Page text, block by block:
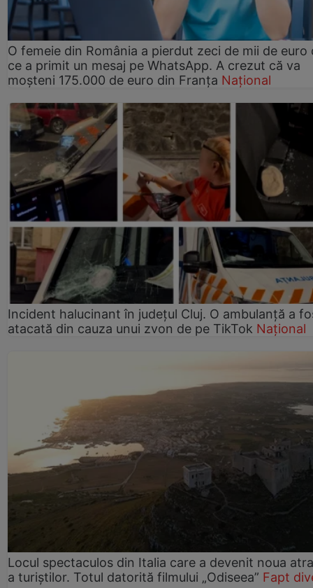
O femeie din România a pierdut zeci de mii de euro
ce a primit un mesaj pe WhatsApp. A crezut că va
moșteni 175.000 de euro din Franța Național
Incident halucinant în județul Cluj. O ambulanță a
atacată din cauza unui zvon de pe TikTok Național
Locul spectaculos din Italia care a devenit noua
a turiștilor. Totul datorită filmului „Odiseea” Fapt